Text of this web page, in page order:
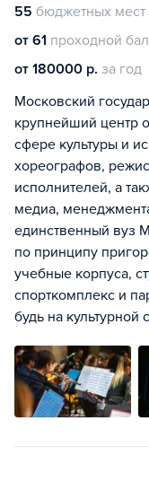
55 бюджетных мест
от 61 проходной
от 180000 р. за год
Московский
крупнейший центр
сфере культуры и
хореографов,
исполнителей, а
медиа,
единственный вуз
по принципу
учебные корпуса,
спорткомплекс и
будь на культурной